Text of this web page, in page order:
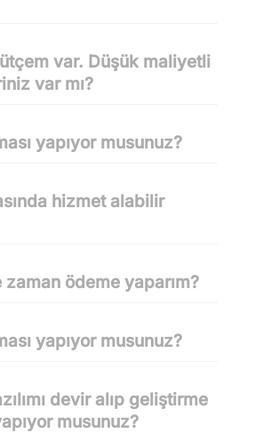
var. Düşük maliyetli
var mı?
yapıyor musunuz?
hizmet alabilir
zaman ödeme yaparım?
yapıyor musunuz?
devir alıp geliştirme
musunuz?